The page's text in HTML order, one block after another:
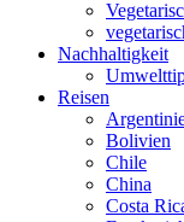
Nachhaltigkeit
Reisen
Bolivien
Chile
China
Costa